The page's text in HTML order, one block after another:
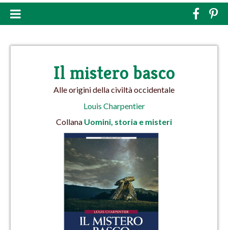
Il mistero basco
Alle origini della civiltà occidentale
Louis Charpentier
Collana Uomini, storia e misteri